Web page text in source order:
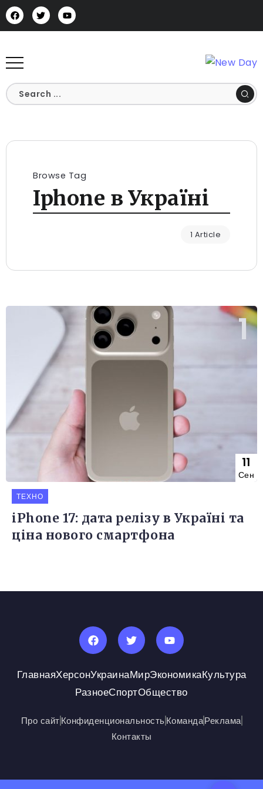
Browse Tag
Iphone в Україні
1 Article
11
Сен
ТЕХНО
iPhone 17: дата релізу в Україні та
ціна нового смартфона
ГлавнаяХерсонУкраинаМирЭкономикаКультура
РазноеСпортОбщество
Про сайтКонфиденциональностьКомандаРеклама
Контакты